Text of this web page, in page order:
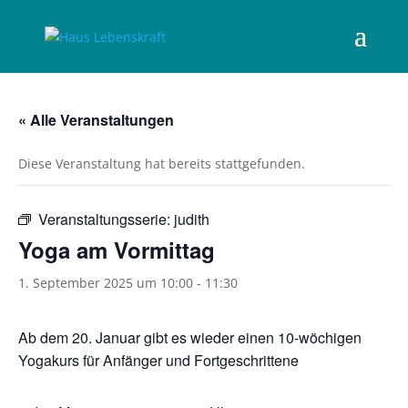
« Alle Veranstaltungen
Diese Veranstaltung hat bereits stattgefunden.
Veranstaltungsserie: judith
Yoga am Vormittag
1. September 2025 um 10:00 - 11:30
Ab dem 20. Januar gibt es wieder einen 10-wöchigen
Yogakurs für Anfänger und Fortgeschrittene